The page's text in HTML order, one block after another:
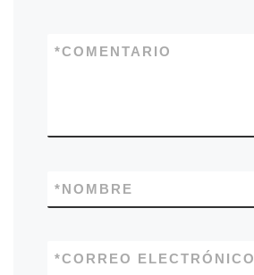
COMENTARIO
*
NOMBRE
*
CORREO ELECTRÓNICO
*